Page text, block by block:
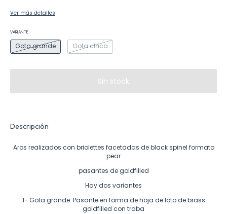
Ver más detalles
VARIANTE
Gota grande Gota chica
Descripción
Aros realizados con briolettes facetadas de black spinel formato
pear
pasantes de goldfilled
Hay dos variantes
1- Gota grande: Pasante en forma de hoja de loto de brass
goldfilled con traba